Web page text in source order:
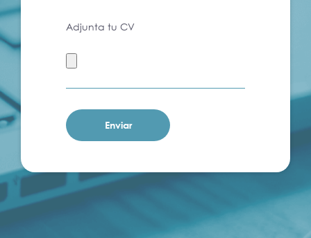
Adjunta tu CV